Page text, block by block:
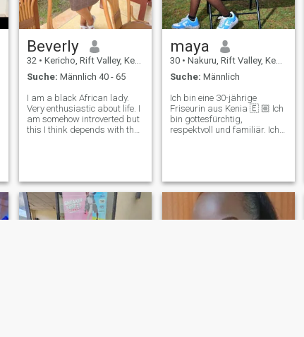
Beverly
32 • Kericho, Rift Valley, Kenia
Suche: Männlich 40 - 65
I am a black African lady.
Very enthusiastic about life. I
am somehow introverted but
this I think depends with the
hand and take the lea
maya
30 • Nakuru, Rift Valley, Kenia
Suche: Männlich
Ich bin eine 30-jährige
Friseurin aus Kenia 🇪 🏼 Ich
bin gottesfürchtig,
respektvoll und familiär. Ich
loyalen, ehrgeizigen Mann,
mit dem ich eine Zukunft
aufbauen kann. Wenn du
Frieden, Ehrlichkeit und